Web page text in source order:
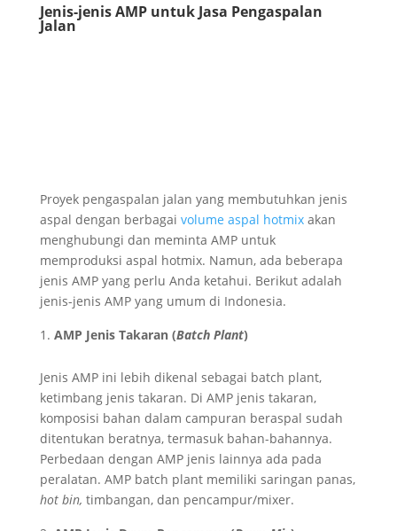
Jenis-jenis AMP untuk Jasa Pengaspalan
Jalan
Proyek pengaspalan jalan yang membutuhkan jenis
aspal dengan berbagai volume aspal hotmixakan
menghubungi dan meminta AMP untuk
memproduksi aspal hotmix. Namun, ada beberapa
jenis AMP yang perlu Anda ketahui. Berikut adalah
jenis-jenis AMP yang umum di Indonesia.
AMP Jenis Takaran (Batch Plant)
Jenis AMP ini lebih dikenal sebagai batch plant,
ketimbang jenis takaran. Di AMP jenis takaran,
komposisi bahan dalam campuran beraspal sudah
ditentukan beratnya, termasuk bahan-bahannya.
Perbedaan dengan AMP jenis lainnya ada pada
peralatan. AMP batch plant memiliki saringan panas,
hot bin, timbangan, dan pencampur/mixer.